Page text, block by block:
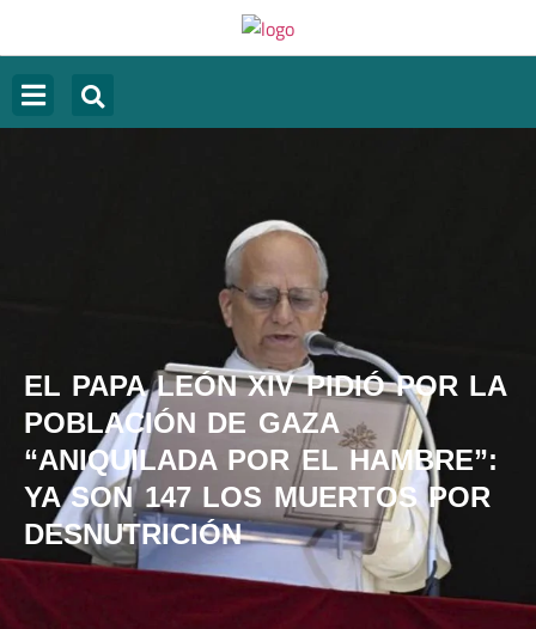
EL PAPA LEÓN XIV PIDIÓ POR LA
POBLACIÓN DE GAZA
“ANIQUILADA POR EL HAMBRE”:
YA SON 147 LOS MUERTOS POR
DESNUTRICIÓN